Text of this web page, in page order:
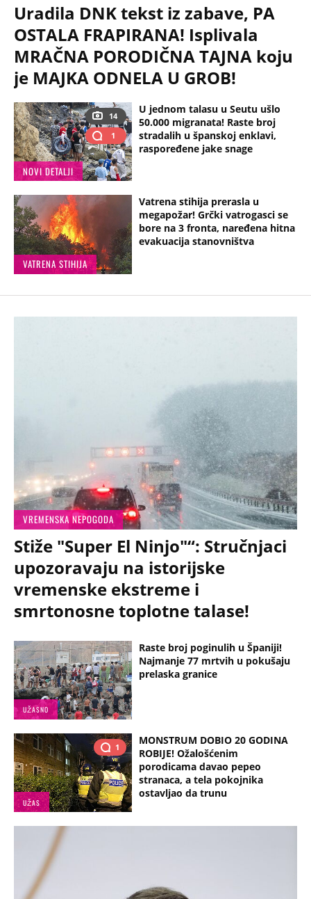
14
1
NOVI DETALJI
U jednom talasu u Seutu ušlo
50.000 migranata! Raste broj
stradalih u španskoj enklavi,
raspoređene jake snage
VATRENA STIHIJA
Vatrena stihija prerasla u
megapožar! Grčki vatrogasci se
bore na 3 fronta, naređena hitna
evakuacija stanovništva
Uradila DNK tekst iz zabave, PA
OSTALA FRAPIRANA! Isplivala
MRAČNA PORODIČNA TAJNA koju
je MAJKA ODNELA U GROB!
VREMENSKA NEPOGODA
Stiže "Super El Ninjo"“: Stručnjaci
upozoravaju na istorijske
vremenske ekstreme i
smrtonosne toplotne talase!
UŽASNO
Raste broj poginulih u Španiji!
Najmanje 77 mrtvih u pokušaju
prelaska granice
1
UŽAS
MONSTRUM DOBIO 20 GODINA
ROBIJE! Ožalošćenim
porodicama davao pepeo
stranaca, a tela pokojnika
ostavljao da trunu